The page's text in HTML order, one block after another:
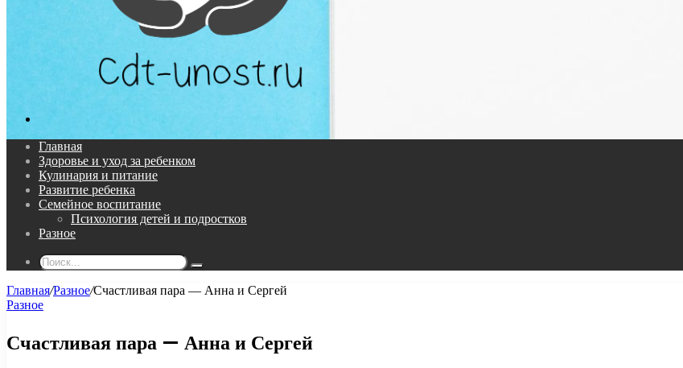
Главная
Здоровье и уход за ребенком
Кулинария и питание
Развитие ребенка
Семейное воспитание
Психология детей и подростков
Разное
Поиск...
Главная/Разное/Счастливая пара — Анна и Сергей
Разное
Счастливая пара — Анна и Сергей